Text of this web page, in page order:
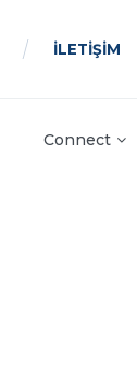
İLETİŞİM
Connect